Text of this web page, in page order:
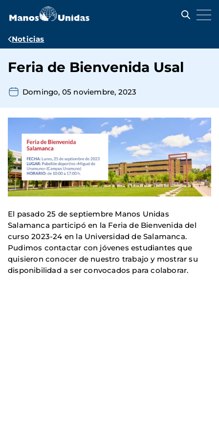
contenido
Ruta
navegación
Noticias
Feria de Bienvenida Usal
Domingo, 05 noviembre, 2023
El pasado 25 de septiembre Manos Unidas
Salamanca participó en la Feria de Bienvenida del
curso 2023-24 en la Universidad de Salamanca.
Pudimos contactar con jóvenes estudiantes que
quisieron conocer de nuestro trabajo y mostrar su
disponibilidad a ser convocados para colaborar.